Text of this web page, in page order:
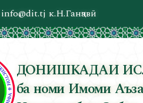
info@dit.tj к.Н.Ганҷавӣ
ДОНИШКАДАИ
ба номи Имоми